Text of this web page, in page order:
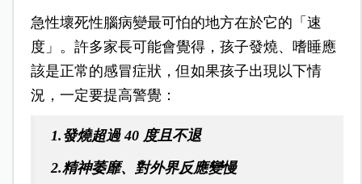
急性壞死性腦病變最可怕的地方在於它的「速
度」。許多家長可能會覺得，孩子發燒、嗜睡應
該是正常的感冒症狀，但如果孩子出現以下情
況，一定要提高警覺：
1.發燒超過 40 度且不退
2.精神萎靡、對外界反應變慢